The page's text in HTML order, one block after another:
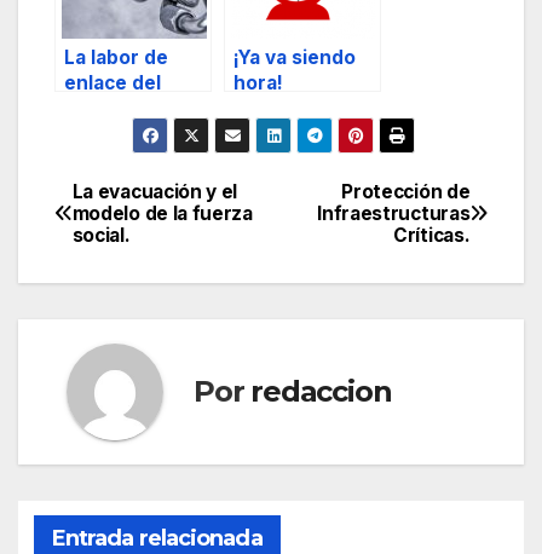
La labor de
enlace del
seguridad.
¡Ya va siendo
hora!
Navegación
de
Protección de
Infraestructuras
Críticas.
La evacuación y el
modelo de la fuerza
social.
Por redaccion
Entrada relacionada